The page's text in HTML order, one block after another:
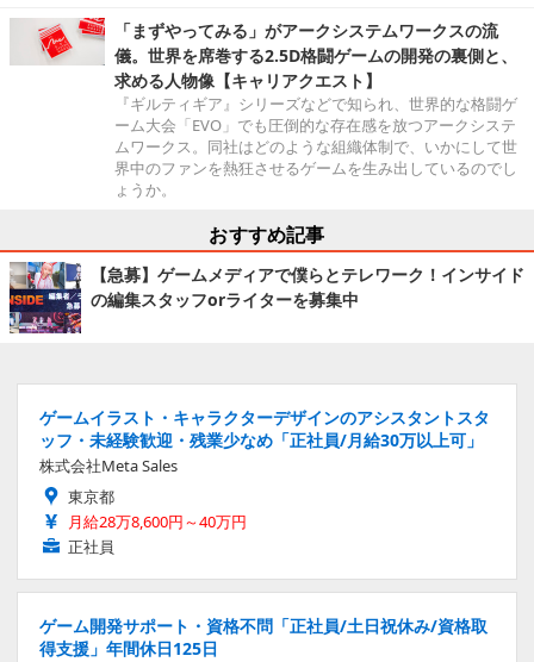
「まずやってみる」がアークシステムワークスの流
儀。世界を席巻する2.5D格闘ゲームの開発の裏側と、
求める人物像【キャリアクエスト】
『ギルティギア』シリーズなどで知られ、世界的な格闘ゲ
ーム大会「EVO」でも圧倒的な存在感を放つアークシステ
ムワークス。同社はどのような組織体制で、いかにして世
界中のファンを熱狂させるゲームを生み出しているのでし
ょうか。
おすすめ記事
【急募】ゲームメディアで僕らとテレワーク！インサイド
の編集スタッフorライターを募集中
ゲームイラスト・キャラクターデザインのアシスタントスタ
ッフ・未経験歓迎・残業少なめ「正社員/月給30万以上可」
株式会社Meta Sales
東京都
月給28万8,600円～40万円
正社員
ゲーム開発サポート・資格不問「正社員/土日祝休み/資格取
得支援」年間休日125日